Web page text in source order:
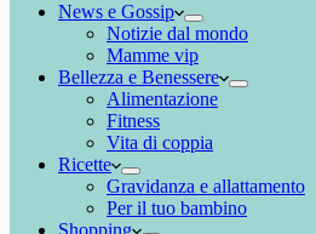
News e Gossip
Notizie dal mondo
Mamme vip
Bellezza e Benessere
Alimentazione
Fitness
Vita di coppia
Ricette
Gravidanza e allattamento
Per il tuo bambino
Shopping